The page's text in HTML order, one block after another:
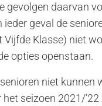
gevolgen daarvan
geval de
Klasse) niet
opties openstaan.
niet kunnen
seizoen 2021/